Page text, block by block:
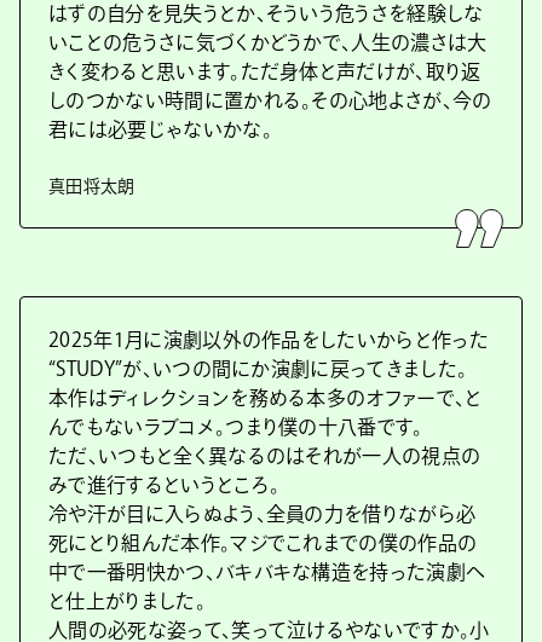
はずの自分を見失うとか、そういう危うさを経験しな
いことの危うさに気づくかどうかで、人生の濃さは大
きく変わると思います。ただ身体と声だけが、取り返
しのつかない時間に置かれる。その心地よさが、今の
君には必要じゃないかな。
真田将太朗
2025年1月に演劇以外の作品をしたいからと作った
“STUDY”が、いつの間にか演劇に戻ってきました。
本作はディレクションを務める本多のオファーで、と
んでもないラブコメ。つまり僕の十八番です。
ただ、いつもと全く異なるのはそれが一人の視点の
みで進行するというところ。
冷や汗が目に入らぬよう、全員の力を借りながら必
死にとり組んだ本作。マジでこれまでの僕の作品の
中で一番明快かつ、バキバキな構造を持った演劇へ
と仕上がりました。
人間の必死な姿って、笑って泣けるやないですか。小